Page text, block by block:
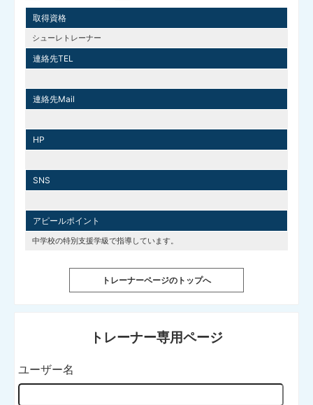
取得資格
シューレトレーナー
連絡先TEL
連絡先Mail
HP
SNS
アピールポイント
中学校の特別支援学級で指導しています。
トレーナーページのトップへ
トレーナー専用ページ
ユーザー名